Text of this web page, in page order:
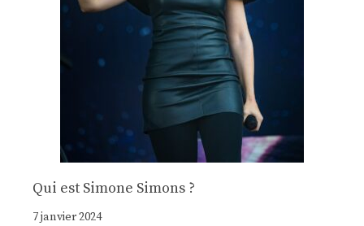
Qui est Simone Simons ?
7 janvier 2024